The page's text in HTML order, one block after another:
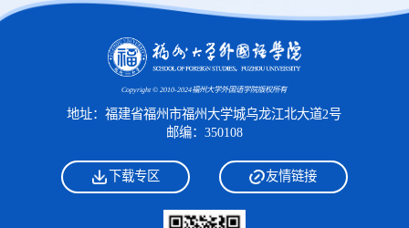
Copyright © 2010-2024福州大学外国语学院版权所有
地址：福建省福州市福州大学城乌龙江北大道2号
邮编：350108
下载专区 友情链接